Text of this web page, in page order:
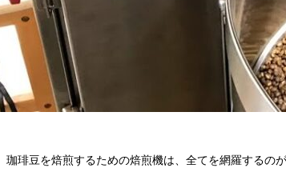
珈琲豆を焙煎するための焙煎機は、全てを網羅するの